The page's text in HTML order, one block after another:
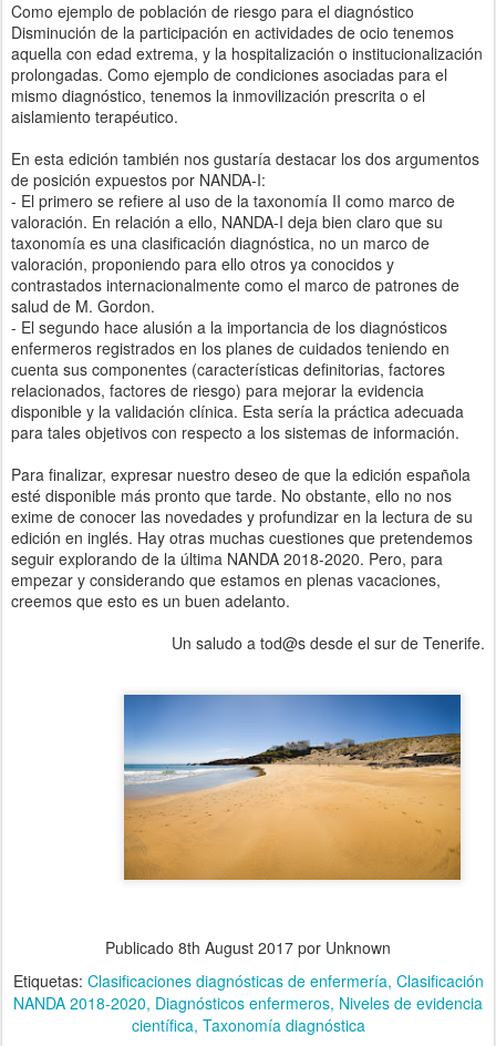
Como ejemplo de población de riesgo para el diagnóstico
Disminución de la participación en actividades de ocio tenemos
aquella con edad extrema, y la hospitalización o institucionalización
prolongadas. Como ejemplo de condiciones asociadas para el
mismo diagnóstico, tenemos la inmovilización prescrita o el
aislamiento terapéutico.
En esta edición también nos gustaría destacar los dos argumentos
de posición expuestos por NANDA-I:
- El primero se refiere al uso de la taxonomía II como marco de
valoración. En relación a ello, NANDA-I deja bien claro que su
taxonomía es una clasificación diagnóstica, no un marco de
valoración, proponiendo para ello otros ya conocidos y
contrastados internacionalmente como el marco de patrones de
salud de M. Gordon.
- El segundo hace alusión a la importancia de los diagnósticos
enfermeros registrados en los planes de cuidados teniendo en
cuenta sus componentes (características definitorias, factores
relacionados, factores de riesgo) para mejorar la evidencia
disponible y la validación clínica. Esta sería la práctica adecuada
para tales objetivos con respecto a los sistemas de información.
Para finalizar, expresar nuestro deseo de que la edición española
esté disponible más pronto que tarde. No obstante, ello no nos
exime de conocer las novedades y profundizar en la lectura de su
edición en inglés. Hay otras muchas cuestiones que pretendemos
seguir explorando de la última NANDA 2018-2020. Pero, para
empezar y considerando que estamos en plenas vacaciones,
creemos que esto es un buen adelanto.
Un saludo a tod@s desde el sur de Tenerife.
Publicado 8th August 2017 por Unknown
Etiquetas: Clasificaciones diagnósticas de enfermería Clasificación
NANDA 2018-2020 Diagnósticos enfermeros Niveles de evidencia
científica Taxonomía diagnóstica